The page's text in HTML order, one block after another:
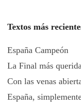
Textos más
España Campeón
La Final más
Con las venas
España,